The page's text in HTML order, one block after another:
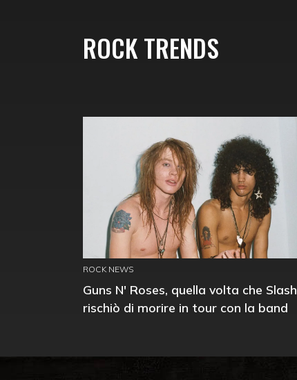
ROCK TRENDS
ROCK NEWS
Guns N' Roses, quella volta che Slash
rischiò di morire in tour con la band